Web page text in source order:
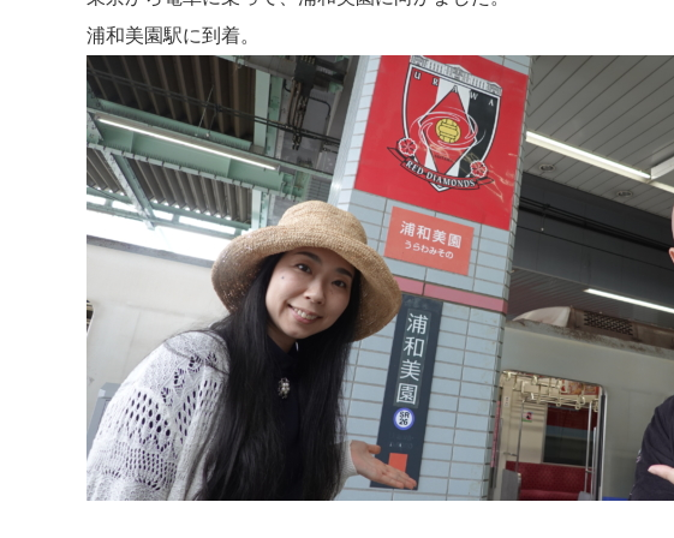
浦和美園駅に到着。